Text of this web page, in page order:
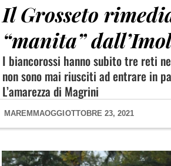
Il Grosseto
“manita”
I biancorossi hanno subito tre reti
non sono mai riusciti ad entrare in
L’amarezza di Magrini
MAREMMAOGGI OTTOBRE 23, 2021